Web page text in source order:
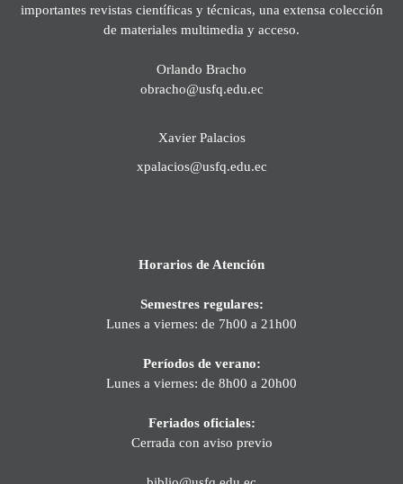
importantes revistas científicas y técnicas, una extensa colección
de materiales multimedia y acceso.
Orlando Bracho
obracho@usfq.edu.ec
Xavier Palacios
xpalacios@usfq.edu.ec
Horarios de Atención
Semestres regulares:
Lunes a viernes: de 7h00 a 21h00
Períodos de verano:
Lunes a viernes: de 8h00 a 20h00
Feriados oficiales:
Cerrada con aviso previo